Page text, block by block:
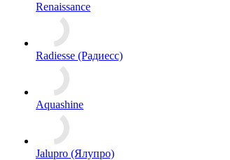
Renaissance
Radiesse (Радиесс)
Aquashine
Jalupro (Ялупро)